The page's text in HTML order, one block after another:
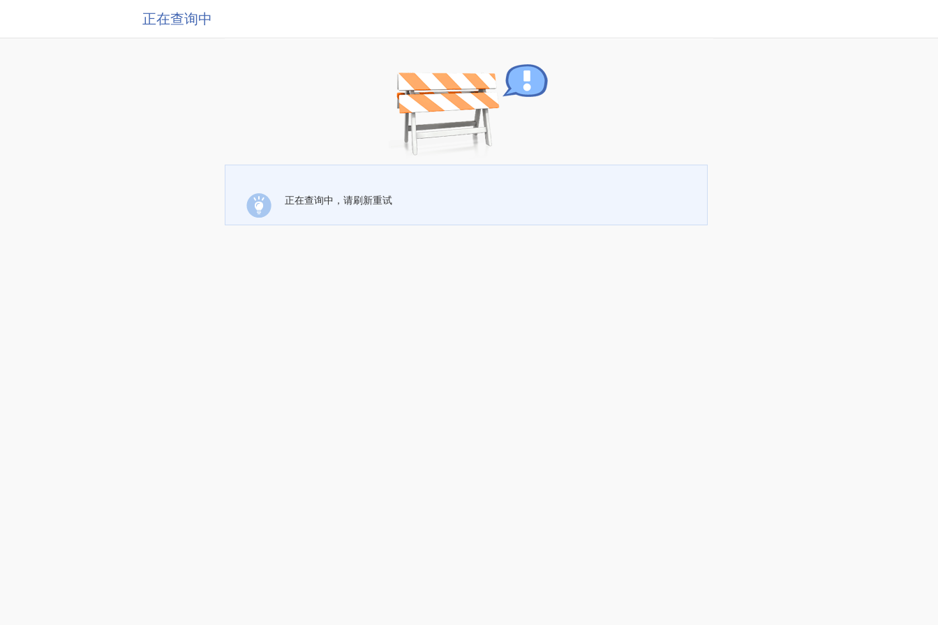
正在查询中
正在查询中，请刷新重试